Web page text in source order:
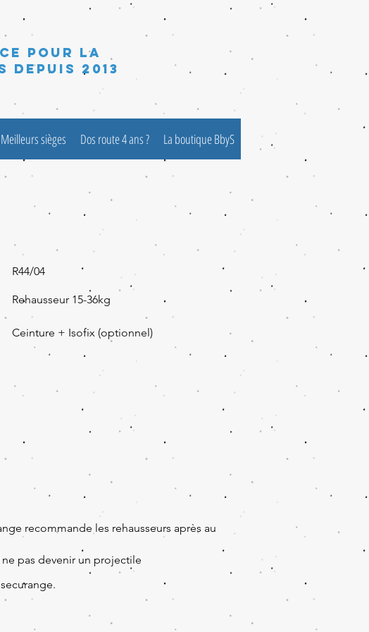
pour la
2013
sièges Dos route 4 ans ? La boutique BbyS
R44/04
Rehausseur 15-36kg
Ceinture + Isofix (optionnel)
recommande les rehausseurs après au
pas devenir un projectile